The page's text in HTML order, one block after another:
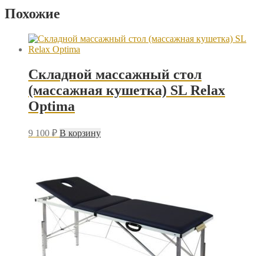
Похожие
Складной массажный стол
(массажная кушетка) SL Relax
Optima
9 100 ₽ В корзину